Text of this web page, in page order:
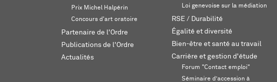
Prix Michel Halpérin
Concours d'art oratoire
Partenaire de l'Ordre
Publications de l'Ordre
Actualités
Loi genevoise sur la médiation
RSE / Durabilité
Égalité et diversité
Bien-être et santé au travail
Carrière et gestion d'étude
Forum "Contact emploi"
Séminaire d’accession à